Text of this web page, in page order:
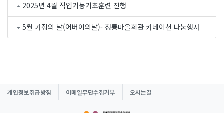
2025년 4월 직업기능기초훈련 진행
5월 가정의 날(어버이의날)- 청룡마을회관 카네이션 나눔행사
개인정보취급방침 이메일무단수집거부 오시는길